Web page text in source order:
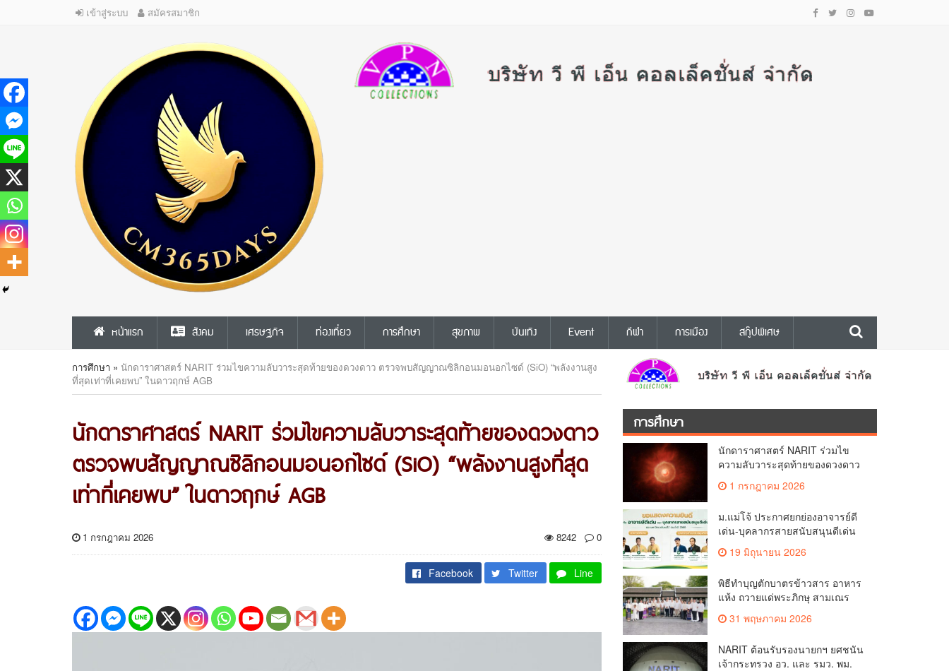
เข้าสู่ระบบ สมัครสมาชิก
หน้าแรก สังคม เศรษฐกิจ ท่องเที่ยว การศึกษา สุขภาพ บันเทิง Event กีฬา การเมือง สกู๊ปพิเศษ
การศึกษา » นักดาราศาสตร์ NARIT ร่วมไขความลับวาระสุดท้ายของดวงดาว ตรวจพบสัญญาณซิลิกอนมอนอกไซด์ (SiO) “พลังงานสูง
ที่สุดเท่าที่เคยพบ” ในดาวฤกษ์ AGB
นักดาราศาสตร์ NARIT ร่วมไขความลับวาระสุดท้ายของดวงดาว
ตรวจพบสัญญาณซิลิกอนมอนอกไซด์ (SiO) “พลังงานสูงที่สุด
เท่าที่เคยพบ” ในดาวฤกษ์ AGB
1 กรกฎาคม 2026 8242 0
Facebook Twitter Line
การศึกษา
นักดาราศาสตร์ NARIT ร่วมไข
ความลับวาระสุดท้ายของดวงดาว
ไซด์ (SiO) “พลังงานสูงที่สุดเท่าที่
1 กรกฎาคม 2026
ม.แม่โจ้ ประกาศยกย่องอาจารย์ดี
เด่น-บุคลากรสายสนับสนุนดีเด่น
เข็มเพชรแม่โจ้เชิดชูเกียรติ
19 มิถุนายน 2026
พิธีทำบุญตักบาตรข้าวสาร อาหาร
แห้ง ถวายแด่พระภิกษุ สามเณร
256931 พฤษภาคม 2026
NARIT ต้อนรับรองนายกฯ ยศชนัน
เจ้ากระทรวง อว. และ รมว. พม.